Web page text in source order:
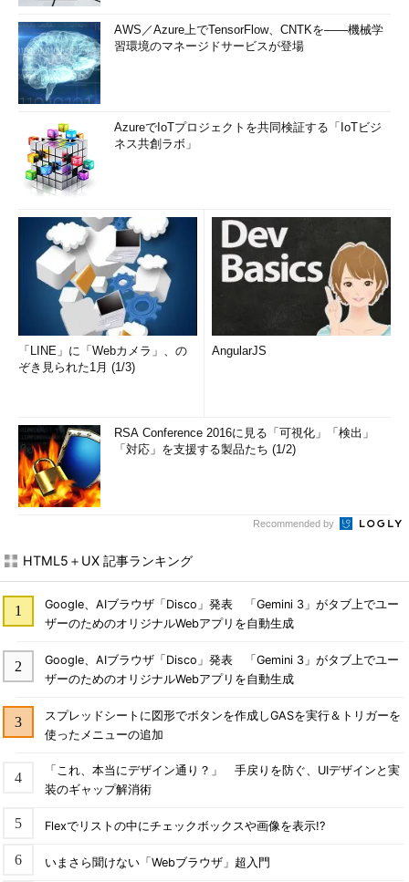
AWS／Azure上でTensorFlow、CNTKを――機械学
習環境のマネージドサービスが登場
AzureでIoTプロジェクトを共同検証する「IoTビジ
ネス共創ラボ」
「LINE」に「Webカメラ」、の
ぞき見られた1月 (1/3)
AngularJS
RSA Conference 2016に見る「可視化」「検出」
「対応」を支援する製品たち (1/2)
Recommended by
HTML5＋UX 記事ランキング
Google、AIブラウザ「Disco」発表 「Gemini 3」がタブ上でユー
ザーのためのオリジナルWebアプリを自動生成
Google、AIブラウザ「Disco」発表 「Gemini 3」がタブ上でユー
ザーのためのオリジナルWebアプリを自動生成
スプレッドシートに図形でボタンを作成しGASを実行＆トリガーを
使ったメニューの追加
「これ、本当にデザイン通り？」 手戻りを防ぐ、UIデザインと実
装のギャップ解消術
Flexでリストの中にチェックボックスや画像を表示!?
いまさら聞けない「Webブラウザ」超入門